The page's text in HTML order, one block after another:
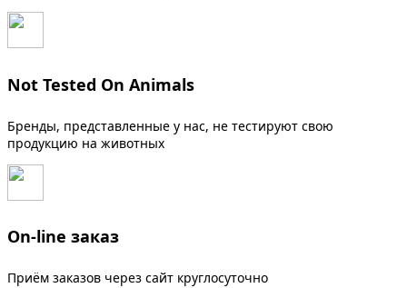
Not Tested On Animals
Бренды, представленные у нас, не тестируют свою
продукцию на животных
On-line заказ
Приём заказов через сайт круглосуточно